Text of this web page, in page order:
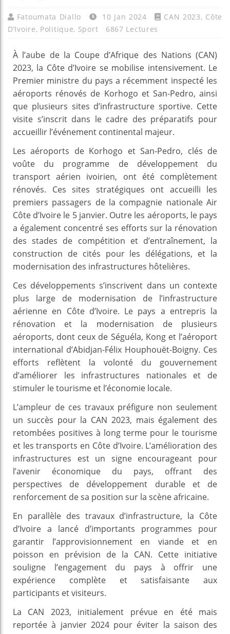
Fatoumata Diallo 10 Jan 2024 CAN 2023, Côte
D’Ivoire, Politique, Sport 6867 Lectures
À l’aube de la Coupe d’Afrique des Nations (CAN)
2023, la Côte d’Ivoire se mobilise intensivement. Le
Premier ministre du pays a récemment inspecté les
aéroports rénovés de Korhogo et San-Pedro, ainsi
que plusieurs sites d’infrastructure sportive. Cette
visite s’inscrit dans le cadre des préparatifs pour
accueillir l’événement continental majeur.
Les aéroports de Korhogo et San-Pedro, clés de
voûte du programme de développement du
transport aérien ivoirien, ont été complètement
rénovés. Ces sites stratégiques ont accueilli les
premiers passagers de la compagnie nationale Air
Côte d’Ivoire le 5 janvier. Outre les aéroports, le pays
a également concentré ses efforts sur la rénovation
des stades de compétition et d’entraînement, la
construction de cités pour les délégations, et la
modernisation des infrastructures hôtelières.
Ces développements s’inscrivent dans un contexte
plus large de modernisation de l’infrastructure
aérienne en Côte d’Ivoire. Le pays a entrepris la
rénovation et la modernisation de plusieurs
aéroports, dont ceux de Séguéla, Kong et l’aéroport
international d’Abidjan-Félix Houphouët-Boigny. Ces
efforts reflètent la volonté du gouvernement
d’améliorer les infrastructures nationales et de
stimuler le tourisme et l’économie locale.
L’ampleur de ces travaux préfigure non seulement
un succès pour la CAN 2023, mais également des
retombées positives à long terme pour le tourisme
et les transports en Côte d’Ivoire. L’amélioration des
infrastructures est un signe encourageant pour
l’avenir économique du pays, offrant des
perspectives de développement durable et de
renforcement de sa position sur la scène africaine.
En parallèle des travaux d’infrastructure, la Côte
d’Ivoire a lancé d’importants programmes pour
garantir l’approvisionnement en viande et en
poisson en prévision de la CAN. Cette initiative
souligne l’engagement du pays à offrir une
expérience complète et satisfaisante aux
participants et visiteurs.
La CAN 2023, initialement prévue en été mais
reportée à janvier 2024 pour éviter la saison des